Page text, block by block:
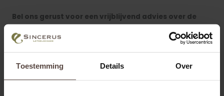
Toestemming Details Over
Bel ons gerust voor een vrijblijvend advies over de
mogelijkheden van genoegdoening:085 – 760 60 13
Flevoland | Noord Holland | Zuid Holland | Zeeland | Utrecht
|